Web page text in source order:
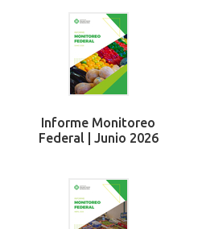
Informe Monitoreo
Federal | Junio 2026